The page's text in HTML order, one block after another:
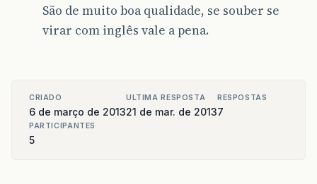
São de muito boa qualidade, se souber se
virar com inglês vale a pena.
CRIADO
6 de março de 2013
ULTIMA RESPOSTA
21 de mar. de 2013
RESPOSTAS
7
PARTICIPANTES
5